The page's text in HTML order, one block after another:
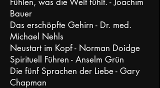
Bauer
Das erschöpfte Gehirn - Dr. med.
Michael Nehls
Neustart im Kopf - Norman Doidge
Spirituell Führen - Anselm Grün
Die fünf Sprachen der Liebe - Gary
Chapman